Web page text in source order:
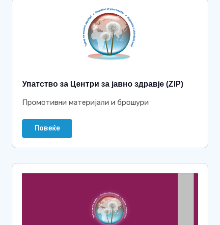
Упатство за Центри за јавно здравје (ZIP)
Промотивни материјали и брошури
Повеќе